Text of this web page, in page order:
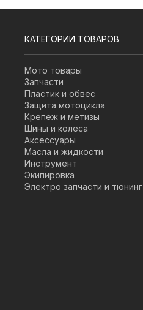
КАТЕГОРИИ ТОВАРОВ
Мото товары
Запчасти
Пластик и обвес
Защита мотоцикла
Крепеж и метизы
Шины и колеса
Аксессуары
Масла и жидкости
Инструмент
Экипировка
Электро запчасти и тюнинг